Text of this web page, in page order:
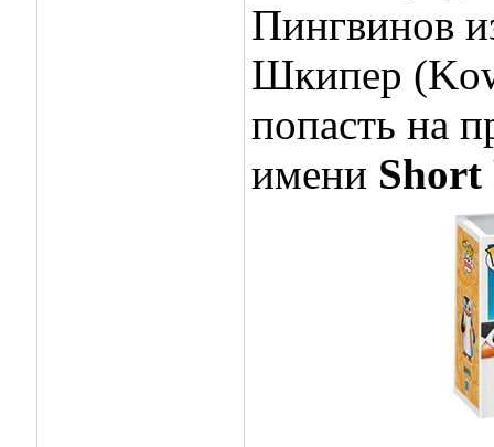
Пингвинов
Шкипер
попасть на
имени Short